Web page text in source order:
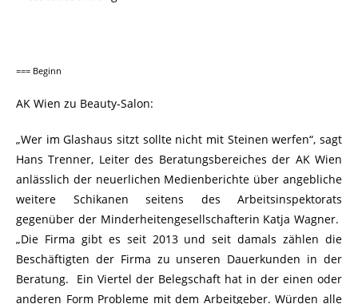
=== Beginn
AK Wien zu Beauty-Salon:
„Wer im Glashaus sitzt sollte nicht mit Steinen werfen“, sagt
Hans Trenner, Leiter des Beratungsbereiches der AK Wien
anlässlich der neuerlichen Medienberichte über angebliche
weitere Schikanen seitens des Arbeitsinspektorats
gegenüber der Minderheitengesellschafterin Katja Wagner.
„Die Firma gibt es seit 2013 und seit damals zählen die
Beschäftigten der Firma zu unseren Dauerkunden in der
Beratung. Ein Viertel der Belegschaft hat in der einen oder
anderen Form Probleme mit dem Arbeitgeber. Würden alle